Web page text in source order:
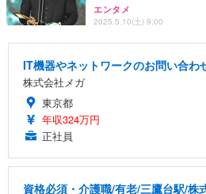
エンタメ
2025.5.10(土) 9:00
IT機器やネットワークのお問い合わ
株式会社メガ
東京都
年収324万円
正社員
資格必須・介護職/有老/三鷹台駅/株